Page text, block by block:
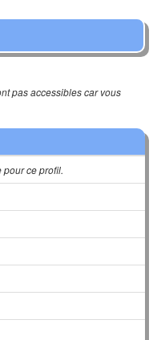
pas accessibles car vous
ce profil.